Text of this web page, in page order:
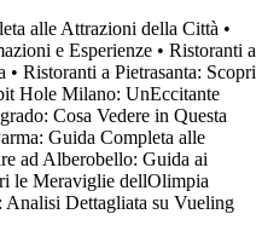
alle Attrazioni della Città •
e Esperienze • Ristoranti a
• Ristoranti a Pietrasanta: Scopri
Hole Milano: UnEccitante
Cosa Vedere in Questa
Guida Completa alle
ad Alberobello: Guida ai
le Meraviglie dellOlimpia
Analisi Dettagliata su Vueling